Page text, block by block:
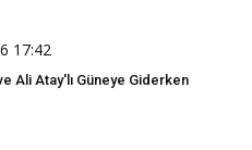
17:42
Ali Atay'lı Güneye Giderken